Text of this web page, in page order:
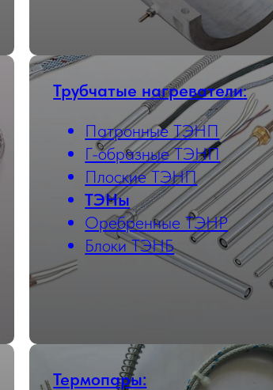
Трубчатые нагреватели:
Патронные ТЭНП
Г-образные ТЭНП
Плоские ТЭНП
ТЭНы
Оребренные ТЭНР
Блоки ТЭНБ
Термопары: